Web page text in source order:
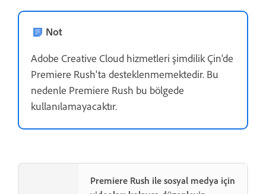
Not
Adobe Creative Cloud hizmetleri şimdilik Çin'de
Premiere Rush'ta desteklenmemektedir. Bu
nedenle Premiere Rush bu bölgede
kullanılamayacaktır.
Premiere Rush ile sosyal medya için